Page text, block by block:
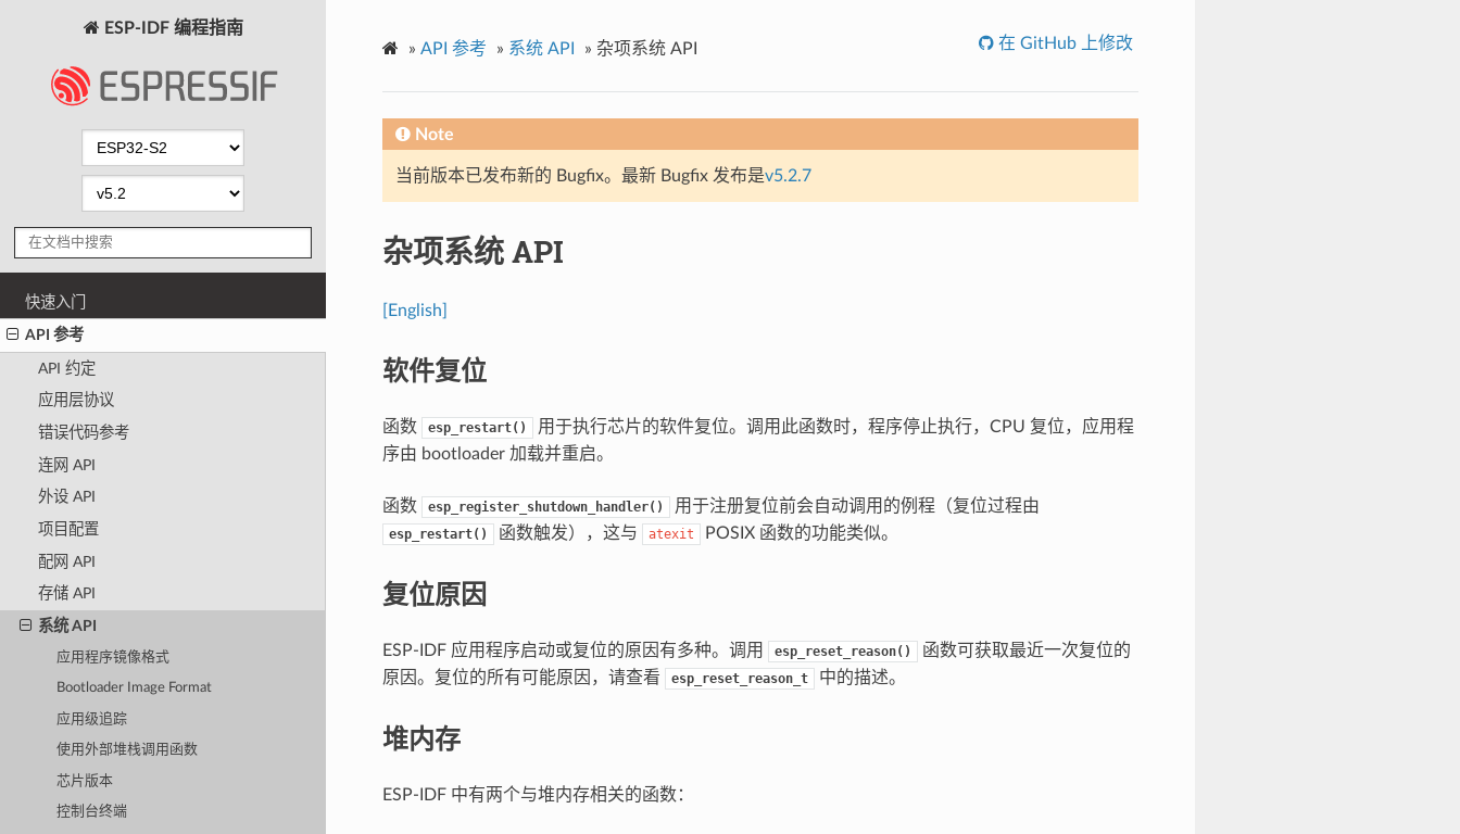
ESP-IDF 编程指南
快速入门
API 参考
API 约定
应用层协议
错误代码参考
连网 API
外设 API
项目配置
配网 API
存储 API
系统 API
应用程序镜像格式
Bootloader Image Format
应用级追踪
使用外部堆栈调用函数
芯片版本
控制台终端
» API 参考 » 系统 API » 杂项系统 API 在 GitHub 上修改
Note
当前版本已发布新的 Bugfix。最新 Bugfix 发布是v5.2.7
杂项系统 API
[English]
软件复位
函数 esp_restart()
用于执行芯片的软件复位。调用此函数时，程序停止执行，CPU 复位，应用程
序由 bootloader 加载并重启。
函数 esp_register_shutdown_handler() 用于注册复位前会自动调用的例程（复位过程由
esp_restart() 函数触发），这与 atexit POSIX 函数的功能类似。
复位原因
ESP-IDF 应用程序启动或复位的原因有多种。调用 esp_reset_reason()
函数可获取最近一次复位的
原因。复位的所有可能原因，请查看
esp_reset_reason_t 中的描述。
堆内存
ESP-IDF 中有两个与堆内存相关的函数：